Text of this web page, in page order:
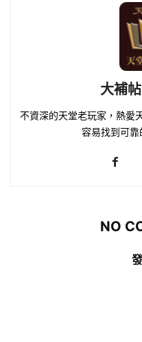
大補
不資深的天堂老玩家，熱愛
容易找到可
NO